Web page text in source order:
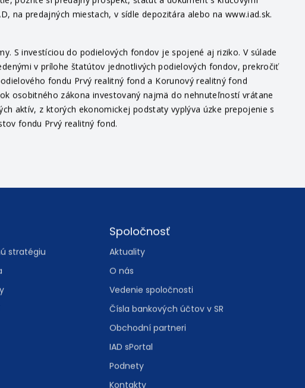
pozrite si predajný prospekt, štatút a dokument s kľúčovými
na predajných miestach, v sídle depozitára alebo na www.iad.sk.
S investíciou do podielových fondov je spojené aj riziko. V súlade
v prílohe štatútov jednotlivých podielových fondov, prekročiť
fondu Prvý realitný fond a Korunový realitný fond
osobitného zákona investovaný najmä do nehnuteľností vrátane
aktív, z ktorých ekonomickej podstaty vyplýva úzke prepojenie s
stratégiu
Spoločnosť
Aktuality
O nás
Vedenie spoločnosti
Čísla bankových účtov v SR
Obchodní partneri
IAD sPortal
Podnety